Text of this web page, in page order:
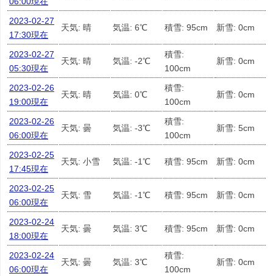
2023-02-27
17:30現在
天気: 晴 気温: 6℃ 積雪: 95cm 新雪: 0cm
2023-02-27
05:30現在
天気: 晴 気温: -2℃
積雪:
100cm
新雪: 0cm
2023-02-26
19:00現在
天気: 晴 気温: 0℃
積雪:
100cm
新雪: 0cm
2023-02-26
06:00現在
天気: 曇 気温: -3℃
積雪:
100cm
新雪: 5cm
2023-02-25
17:45現在
天気: 小雪 気温: -1℃ 積雪: 95cm 新雪: 0cm
2023-02-25
06:00現在
天気: 雪 気温: -1℃ 積雪: 95cm 新雪: 0cm
2023-02-24
18:00現在
天気: 曇 気温: 3℃ 積雪: 95cm 新雪: 0cm
2023-02-24
06:00現在
天気: 曇 気温: 3℃
積雪:
100cm
新雪: 0cm